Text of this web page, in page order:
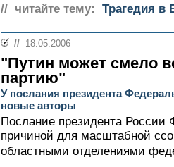
// читайте тему: Трагедия в
// 18.05.2006
"Путин может смело
партию"
У послания президента
новые авторы
Послание президента
причиной для масштабной
областными отделениями